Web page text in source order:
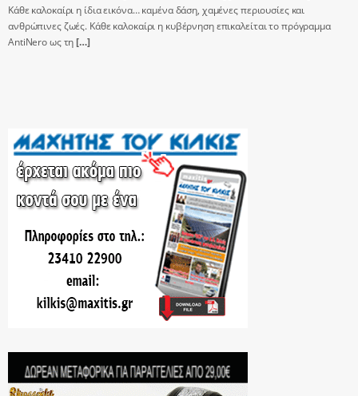
Κάθε καλοκαίρι η ίδια εικόνα… καμένα δάση, χαμένες περιουσίες και
ανθρώπινες ζωές. Κάθε καλοκαίρι η κυβέρνηση επικαλείται το πρόγραμμα
AntiNero ως τη[…]